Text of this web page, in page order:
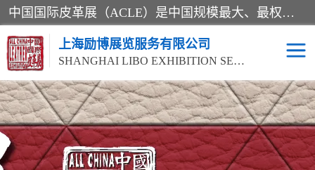
中国国际皮革展（ACLE）是中国规模最大、最权威的国际皮革盛会，自创办以来一直由中国皮革协会（CLIA）和亚太区皮革展有限公司（APLF）共同举办
上海励博展览服务有限公司
SHANGHAI LIBO EXHIBITION SERVICE CO.,LTD
2026中国国际皮革展
ACLE
2026上海皮革机械展
2026上海合成革展会 2026中国国际皮革展